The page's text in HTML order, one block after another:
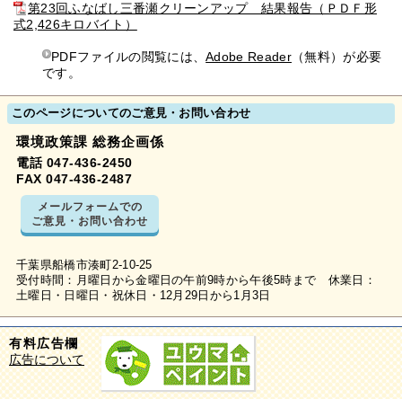
第23回ふなばし三番瀬クリーンアップ 結果報告（ＰＤＦ形
式2,426キロバイト）
PDFファイルの閲覧には、Adobe Reader （無料）が必要
です。
このページについてのご意見・お問い合わせ
環境政策課 総務企画係
電話 047-436-2450
FAX 047-436-2487
メールフォームでの
ご意見・お問い合わせ
千葉県船橋市湊町2-10-25
受付時間：月曜日から金曜日の午前9時から午後5時まで 休業日：
土曜日・日曜日・祝休日・12月29日から1月3日
有料広告欄
広告について